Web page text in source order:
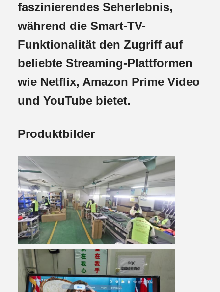
faszinierendes Seherlebnis,
während die Smart-TV-
Funktionalität den Zugriff auf
beliebte Streaming-Plattformen
wie Netflix, Amazon Prime Video
und YouTube bietet.
Produktbilder